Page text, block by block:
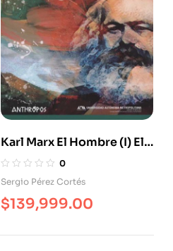
Karl Marx El Hombre (I) El
Revolucionario Y El
Teórico Marx Los Diversos
0
Sergio Pérez Cortés
$139,999.00